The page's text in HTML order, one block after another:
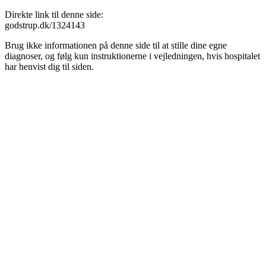
Direkte link til denne side:
godstrup.dk/1324143
Brug ikke informationen på denne side til at stille dine egne
diagnoser, og følg kun instruktionerne i vejledningen, hvis hospitalet
har henvist dig til siden.